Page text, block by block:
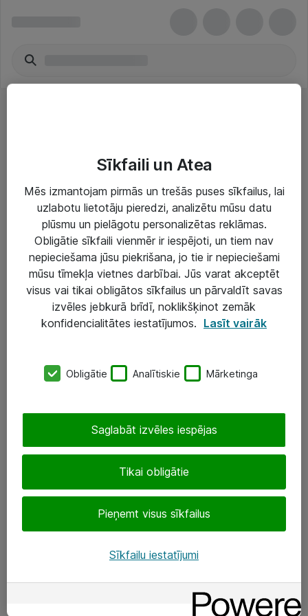
Risinājumi & Pakalpojumi
IT serviss un atbalsts
IT infrastruktūra
Darba vietu IT risinājumi
SIA „ATEA”
+(371) 67 81 90 50
eShop@atea.lv
Sekojiet mums
Sīkfaili un Atea
Mēs izmantojam pirmās un trešās puses sīkfailus, lai
uzlabotu lietotāju pieredzi, analizētu mūsu datu
plūsmu un pielāgotu personalizētas reklāmas.
Obligātie sīkfaili vienmēr ir iespējoti, un tiem nav
nepieciešama jūsu piekrišana, jo tie ir nepieciešami
mūsu tīmekļa vietnes darbībai. Jūs varat akceptēt
visus vai tikai obligātos sīkfailus un pārvaldīt savas
izvēles jebkurā brīdī, noklikšķinot zemāk
konfidencialitātes iestatījumos. Lasīt vairāk
Obligātie Analītiskie Mārketinga
Tikai obligātie
Pieņemt visus sīkfailus
Saglabāt izvēles iespējas
Sīkfailu iestatījumi